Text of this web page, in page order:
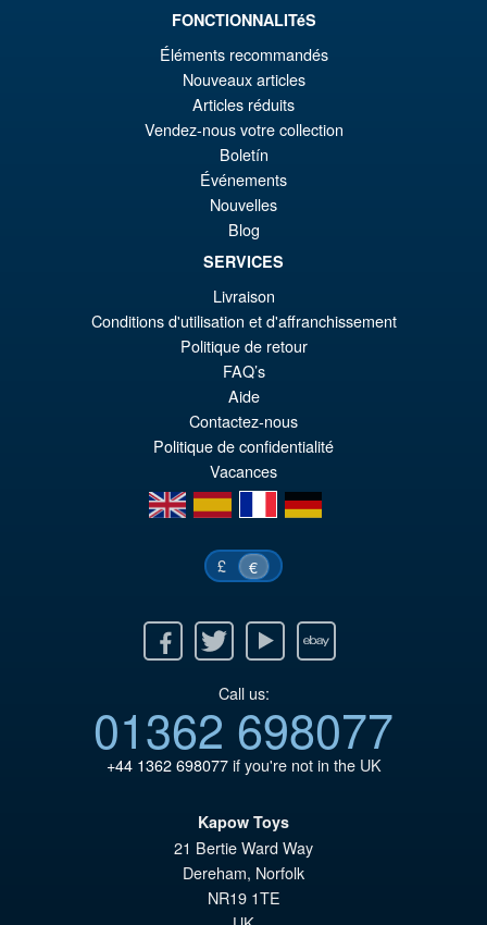
FONCTIONNALITéS
Éléments recommandés
Nouveaux articles
Articles réduits
Vendez-nous votre collection
Boletín
Événements
Nouvelles
Blog
SERVICES
Livraison
Conditions d'utilisation et d'affranchissement
Politique de retour
FAQ’s
Aide
Contactez-nous
Politique de confidentialité
Vacances
en
es fr de
£ €
Twitter Youtube Ebay
Call us:
01362 698077
+44 1362 698077if you're not in the UK
Kapow Toys
21 Bertie Ward Way
Dereham, Norfolk
NR19 1TE